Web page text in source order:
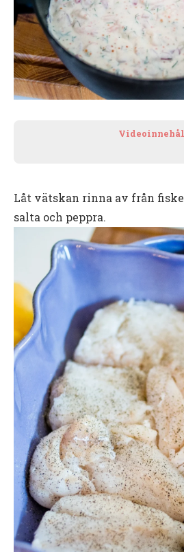
Låt vätskan rinna av från
salta och peppra.